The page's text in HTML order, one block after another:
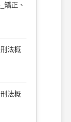
矯正、
法概
法概